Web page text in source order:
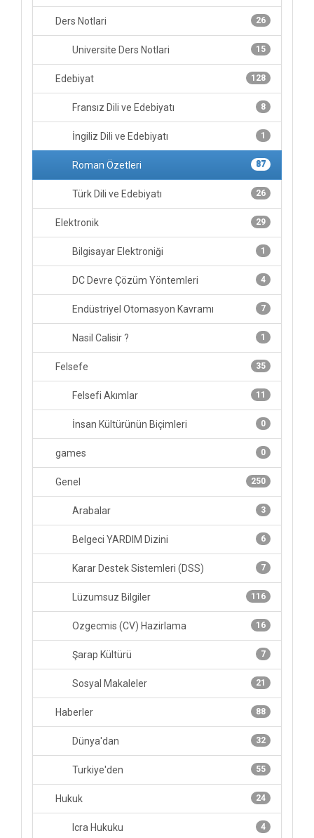
26
Ders Notlari
15
Universite Ders Notlari
128
Edebiyat
8
Fransız Dili ve Edebiyatı
1
İngiliz Dili ve Edebiyatı
87
Roman Özetleri
26
Türk Dili ve Edebiyatı
29
Elektronik
1
Bilgisayar Elektroniği
4
DC Devre Çözüm Yöntemleri
7
Endüstriyel Otomasyon Kavramı
1
Nasil Calisir ?
35
Felsefe
11
Felsefi Akımlar
0
İnsan Kültürünün Biçimleri
0
games
250
Genel
3
Arabalar
6
Belgeci YARDIM Dizini
7
Karar Destek Sistemleri (DSS)
116
Lüzumsuz Bilgiler
16
Ozgecmis (CV) Hazirlama
7
Şarap Kültürü
21
Sosyal Makaleler
88
Haberler
32
Dünya'dan
55
Turkiye'den
24
Hukuk
4
Icra Hukuku